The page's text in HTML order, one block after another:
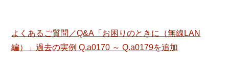
よくあるご質問／Q&A「お困りのときに（無線LAN
編）」過去の実例 Q.a0170 ～ Q.a0179を追加